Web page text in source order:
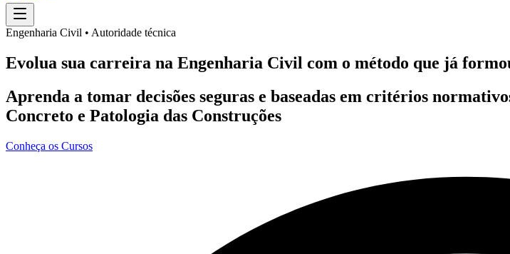
Engenharia Civil • Autoridade técnica
Evolua sua carreira na Engenharia Civil com o método que já
Aprenda a tomar decisões seguras e baseadas em critérios
Concreto e Patologia das Construções
Conheça os Cursos